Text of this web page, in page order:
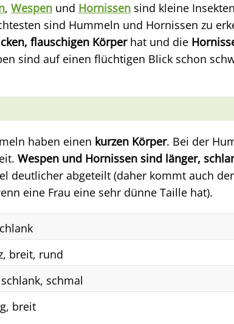
, Wespen und Hornissen sind kleine
sind Hummeln und Hornissen zu
flauschigen Körperhat und die
sind auf einen flüchtigen Blick schon
haben einen kurzen Körper. Bei der
Wespen und Hornissen sind länger,
deutlicher abgeteilt (daher kommt auch
eine Frau eine sehr dünne Taille hat).
breit, rund
schmal
breit